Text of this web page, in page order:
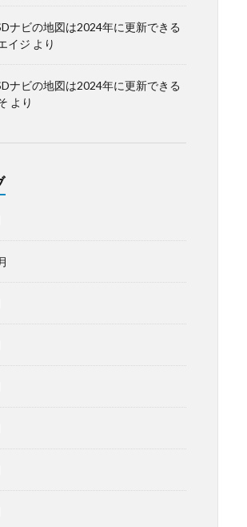
ナビの地図は2024年に更新できる
イジ より
ナビの地図は2024年に更新できる
より